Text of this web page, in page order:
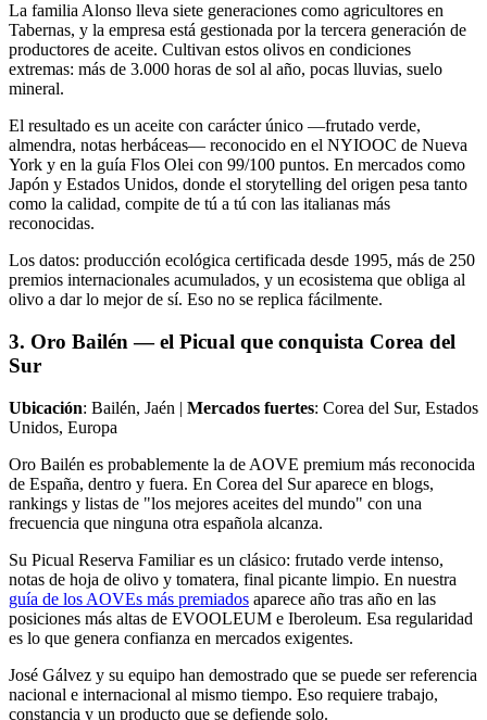
La familia Alonso lleva siete generaciones como agricultores en
Tabernas, y la empresa está gestionada por la tercera generación de
productores de aceite. Cultivan estos olivos en condiciones
extremas: más de 3.000 horas de sol al año, pocas lluvias, suelo
mineral.
El resultado es un aceite con carácter único —frutado verde,
almendra, notas herbáceas— reconocido en el NYIOOC de Nueva
York y en la guía Flos Olei con 99/100 puntos. En mercados como
Japón y Estados Unidos, donde el storytelling del origen pesa tanto
como la calidad, compite de tú a tú con las italianas más
reconocidas.
Los datos: producción ecológica certificada desde 1995, más de 250
premios internacionales acumulados, y un ecosistema que obliga al
olivo a dar lo mejor de sí. Eso no se replica fácilmente.
3. Oro Bailén — el Picual que conquista Corea del
Sur
Ubicación: Bailén, Jaén | Mercados fuertes: Corea del Sur, Estados
Unidos, Europa
Oro Bailén es probablemente la de AOVE premium más reconocida
de España, dentro y fuera. En Corea del Sur aparece en blogs,
rankings y listas de "los mejores aceites del mundo" con una
frecuencia que ninguna otra española alcanza.
Su Picual Reserva Familiar es un clásico: frutado verde intenso,
notas de hoja de olivo y tomatera, final picante limpio. En nuestra
guía de los AOVEs más premiados aparece año tras año en las
posiciones más altas de EVOOLEUM e Iberoleum. Esa regularidad
es lo que genera confianza en mercados exigentes.
José Gálvez y su equipo han demostrado que se puede ser referencia
nacional e internacional al mismo tiempo. Eso requiere trabajo,
constancia y un producto que se defiende solo.